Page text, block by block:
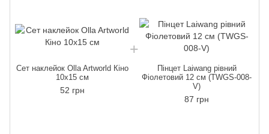
Сет наклейок Olla Artworld Кіно
10х15 см
52 грн
Пінцет Laiwang рівний
Фіолетовий 12 см (TWGS-008-
V)
87 грн